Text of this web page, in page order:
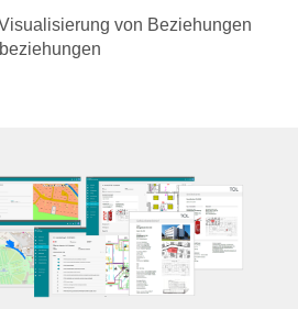
von Beziehungen